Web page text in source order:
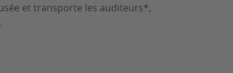
et transporte les auditeurs*,